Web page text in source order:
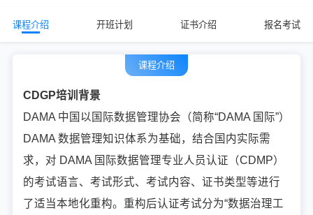
课程介绍 开班计划 证书介绍 报名考试
课程介绍
CDGP培训背景
DAMA 中国以国际数据管理协会（简称“DAMA 国际”）
DAMA 数据管理知识体系为基础，结合国内实际需
求，对 DAMA 国际数据管理专业人员认证（CDMP）
的考试语言、考试形式、考试内容、证书类型等进行
了适当本地化重构。重构后认证考试分为“数据治理工